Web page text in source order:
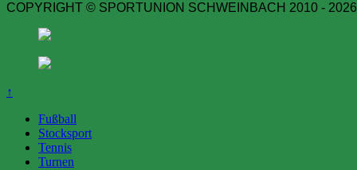
COPYRIGHT © SPORTUNION SCHWEINBACH 2010 - 2026
↑
Fußball
Stocksport
Tennis
Turnen